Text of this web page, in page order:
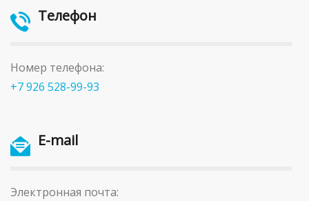
Телефон
Номер телефона:
+7 926 528-99-93
E-mail
Электронная почта: